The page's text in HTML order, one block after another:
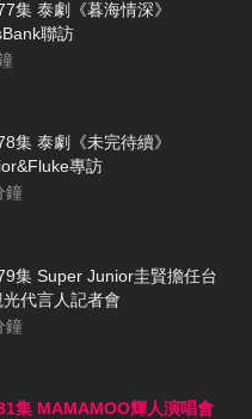
集 泰劇《暮海情深》
聯訪
集 泰劇《未完待續》
專訪
鐘
集 Super Junior圭賢擔任台
代言人記者會
鐘
集 MAMAMOO輝人演唱會